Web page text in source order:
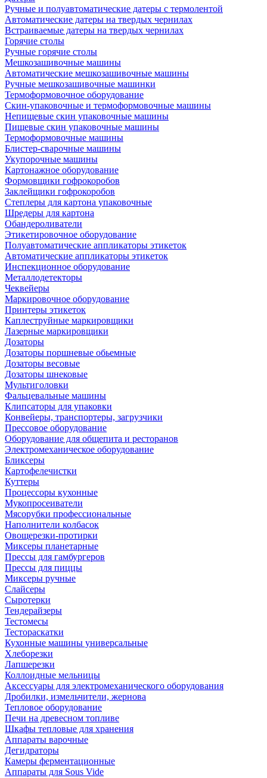
Ручные и полуавтоматические датеры с термолентой
Автоматические датеры на твердых чернилах
Встраиваемые датеры на твердых чернилах
Горячие столы
Ручные горячие столы
Мешкозашивочные машины
Автоматические мешкозашивочные машины
Ручные мешкозашивочные машинки
Термоформовочное оборудование
Скин-упаковочные и термоформовочные машины
Непищевые скин упаковочные машины
Пищевые скин упаковочные машины
Термоформовочные машины
Блистер-сварочные машины
Укупорочные машины
Картонажное оборудование
Формовщики гофрокоробов
Заклейщики гофрокоробов
Степлеры для картона упаковочные
Шредеры для картона
Обандероливатели
Этикетировочное оборудование
Полуавтоматические аппликаторы этикеток
Автоматические аппликаторы этикеток
Инспекционное оборудование
Металлодетекторы
Чеквейеры
Маркировочное оборудование
Принтеры этикеток
Каплеструйные маркировщики
Лазерные маркировщики
Дозаторы
Дозаторы поршневые обьемные
Дозаторы весовые
Дозаторы шнековые
Мультиголовки
Фальцевальные машины
Клипсаторы для упаковки
Конвейеры, транспортеры, загрузчики
Прессовое оборудование
Оборудование для общепита и ресторанов
Электромеханическое оборудование
Бликсеры
Картофелечистки
Куттеры
Процессоры кухонные
Мукопросеиватели
Мясорубки профессиональные
Наполнители колбасок
Овощерезки-протирки
Миксеры планетарные
Прессы для гамбургеров
Прессы для пиццы
Миксеры ручные
Слайсеры
Сыротерки
Тендерайзеры
Тестомесы
Тестораскатки
Кухонные машины универсальные
Хлеборезки
Лапшерезки
Коллоидные мельницы
Аксессуары для электромеханического оборудования
Дробилки, измельчители, жернова
Тепловое оборудование
Печи на древесном топливе
Шкафы тепловые для хранения
Аппараты варочные
Дегидраторы
Камеры ферментационные
Аппараты для Sous Vide